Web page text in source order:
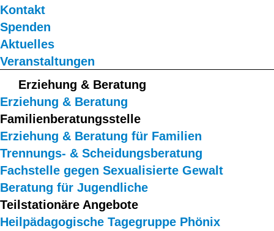
Kontakt
Spenden
Aktuelles
Veranstaltungen
Erziehung & Beratung
Erziehung & Beratung
Familienberatungsstelle
Erziehung & Beratung für Familien
Trennungs- & Scheidungsberatung
Fachstelle gegen Sexualisierte Gewalt
Beratung für Jugendliche
Teilstationäre Angebote
Heilpädagogische Tagegruppe Phönix